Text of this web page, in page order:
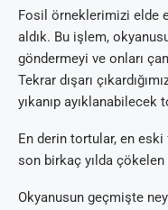
Fosil örneklerimizi elde
aldık. Bu işlem,
göndermeyi ve onları
Tekrar dışarı
yıkanıp
En derin tortular, en
son birkaç yılda çökelen
Okyanusun geçmişte